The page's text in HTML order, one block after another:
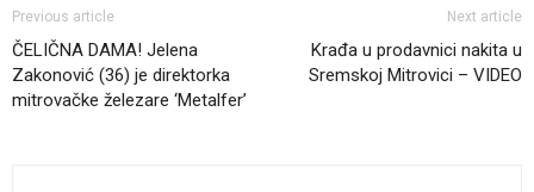
Previous article
ČELIČNA DAMA! Jelena
Zakonović (36) je direktorka
mitrovačke železare ‘Metalfer’
Next article
Krađa u prodavnici nakita u
Sremskoj Mitrovici – VIDEO